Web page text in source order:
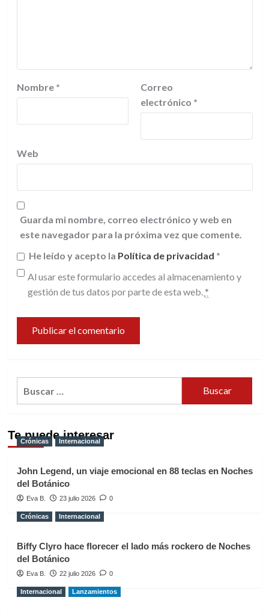
Nombre *
Correo
electrónico *
Web
Guarda mi nombre, correo electrónico y web en
este navegador para la próxima vez que comente.
He leído y acepto la Política de privacidad *
Al usar este formulario accedes al almacenamiento y
gestión de tus datos por parte de esta web. *
Te puede interesar
Crónicas Internacional
John Legend, un viaje emocional en 88 teclas en Noches
del Botánico
Eva B. 23 julio 2026 0
Crónicas Internacional
Biffy Clyro hace florecer el lado más rockero de Noches
del Botánico
Eva B. 22 julio 2026 0
Internacional Lanzamientos